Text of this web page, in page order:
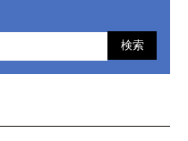
検索